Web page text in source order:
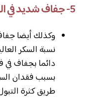
5- جفاف شديد في الفم
وكذلك أيضا
نسبة السكر
دائما بجفاف
بسبب فقدان
طريق كثرة